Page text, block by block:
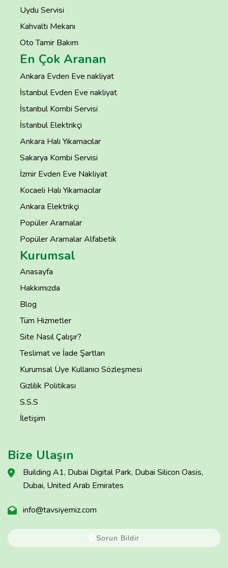
Uydu Servisi
Kahvaltı Mekanı
Oto Tamir Bakım
En Çok Aranan
Ankara Evden Eve nakliyat
İstanbul Evden Eve nakliyat
İstanbul Kombi Servisi
İstanbul Elektrikçi
Ankara Halı Yıkamacılar
Sakarya Kombi Servisi
İzmir Evden Eve Nakliyat
Kocaeli Halı Yıkamacılar
Ankara Elektrikçi
Popüler Aramalar
Popüler Aramalar Alfabetik
Kurumsal
Anasayfa
Hakkımızda
Blog
Tüm Hizmetler
Site Nasıl Çalışır?
Teslimat ve İade Şartları
Kurumsal Üye Kullanıcı Sözleşmesi
Gizlilik Politikası
S.S.S
İletişim
Bize Ulaşın
Building A1, Dubai Digital Park, Dubai Silicon Oasis,
Dubai, United Arab Emirates
info@tavsiyemiz.com
Sorun Bildir